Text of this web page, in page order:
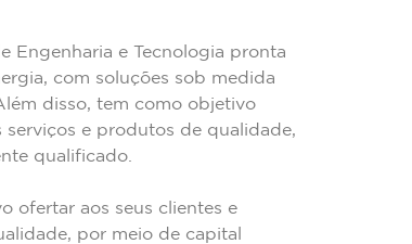
Engenharia e Tecnologia pronta
com soluções sob medida
disso, tem como objetivo
serviços e produtos de qualidade,
qualificado.
ofertar aos seus clientes e
por meio de capital